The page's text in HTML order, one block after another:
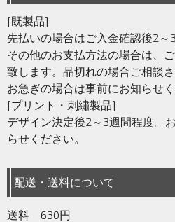
[既製品]
先払いの場合はご入金確認後2～
その他のお支払方法の場合は、
致します。品切れの場合ご相談
お急ぎの場合は事前にお知らせく
[プリント・刺繡製品]
デザイン決定後2～3週間程度。
らせください。
配送・送料について
送料 630円